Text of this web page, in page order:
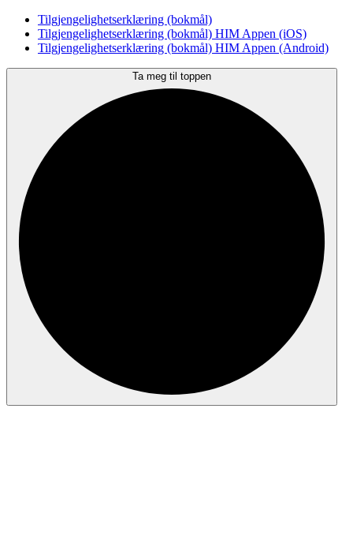
Tilgjengelighetserklæring (bokmål)
Tilgjengelighetserklæring (bokmål) HIM Appen (iOS)
Tilgjengelighetserklæring (bokmål) HIM Appen (Android)
Ta meg til toppen